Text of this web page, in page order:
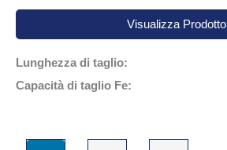
Visualizza Prodotto
Lunghezza di taglio:
Capacità di taglio Fe: